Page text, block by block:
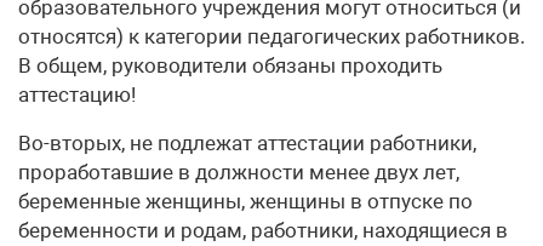
образовательного учреждения могут относиться (и
относятся) к категории педагогических работников.
В общем, руководители обязаны проходить
аттестацию!
Во-вторых, не подлежат аттестации работники,
проработавшие в должности менее двух лет,
беременные женщины, женщины в отпуске по
беременности и родам, работники, находящиеся в